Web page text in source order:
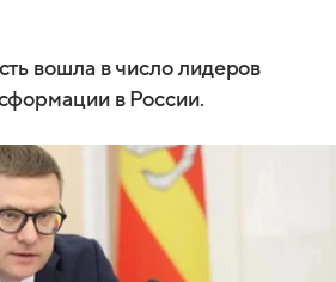
вошла в число лидеров
в России.